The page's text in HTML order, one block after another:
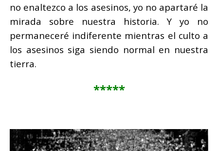
no enaltezco a los asesinos, yo no apartaré la
mirada sobre nuestra historia. Y yo no
permaneceré indiferente mientras el culto a
los asesinos siga siendo normal en nuestra
tierra.
*****